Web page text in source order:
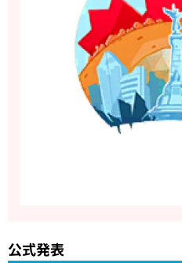
公式発表